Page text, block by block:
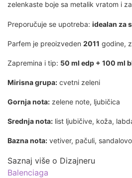
zelenkaste boje sa metalik vratom i
Preporučuje se upotreba: idealan za
Parfem je preoizveden 2011 godine,
Zapremina i tip: 50 ml edp + 100 ml
Mirisna grupa: cvetni zeleni
Gornja nota: zelene note, ljubičica
Srednja nota: list ljubičive, koža,
Bazna nota: vetiver, pačuli,
Saznaj više o Dizajneru
Balenciaga